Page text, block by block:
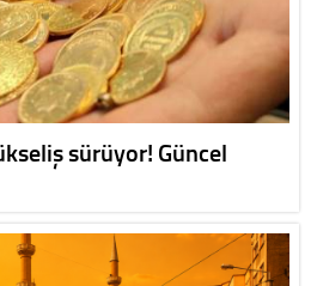
sürüyor! Güncel